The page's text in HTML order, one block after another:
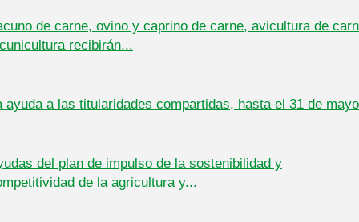
de carne, ovino y caprino de carne, avicultura de
recibirán...
ayuda a las titularidades compartidas, hasta el 31 de mayo
del plan de impulso de la sostenibilidad y
de la agricultura y...